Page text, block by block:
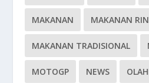
MAKANAN MAKANAN
MAKANAN TRADISIONAL
MOTOGP NEWS